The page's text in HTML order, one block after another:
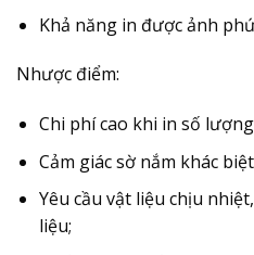
Khả năng in được ảnh
Nhược điểm:
Chi phí cao khi in số
Cảm giác sờ nắm khác
Yêu cầu vật liệu chịu
liệu;